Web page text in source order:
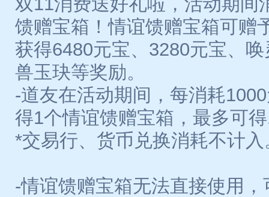
馈赠宝箱！情谊馈赠宝箱可赠
获得6480元宝、3280元宝、
兽玉玦等奖励。
-道友在活动期间，每消耗
得1个情谊馈赠宝箱，最多可
*交易行、货币兑换消耗不计入
-情谊馈赠宝箱无法直接使用